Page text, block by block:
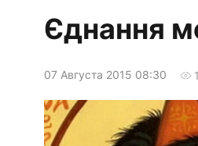
Єднання
07 Августа 2015 08:30